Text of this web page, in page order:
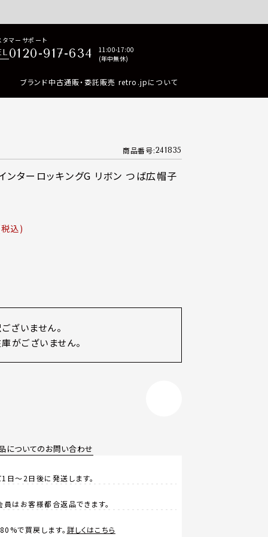
べて正規品保証・返品可能（返品NG記載品を除く）
タマーサポート
0120-917-634
11:00-17:00
(年中無休)
ブランド中古通販・委託販売 retro.jpについて
商品番号 241835
ンターロッキングG リボン つば広帽子
税込
ざいません。
がございません。
についてのお問い合わせ
日～2日後に発送します。
員はお客様都合返品できます。
で買戻します。 詳しくはこちら